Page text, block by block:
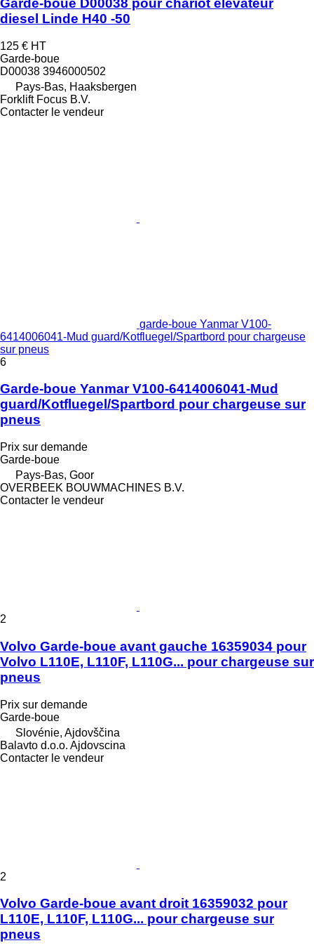
Garde-boue D00038 pour chariot élévateur
diesel Linde H40 -50
125 € HT
Garde-boue
D00038 3946000502
Pays-Bas, Haaksbergen
Forklift Focus B.V.
Contacter le vendeur
garde-boue Yanmar V100-
6414006041-Mud guard/Kotfluegel/Spartbord pour chargeuse
sur pneus
6
Garde-boue Yanmar V100-6414006041-Mud
guard/Kotfluegel/Spartbord pour chargeuse sur
pneus
Prix sur demande
Garde-boue
Pays-Bas, Goor
OVERBEEK BOUWMACHINES B.V.
Contacter le vendeur
2
Volvo Garde-boue avant gauche 16359034 pour
Volvo L110E, L110F, L110G... pour chargeuse sur
pneus
Prix sur demande
Garde-boue
Slovénie, Ajdovščina
Balavto d.o.o. Ajdovscina
Contacter le vendeur
2
Volvo Garde-boue avant droit 16359032 pour
L110E, L110F, L110G... pour chargeuse sur
pneus